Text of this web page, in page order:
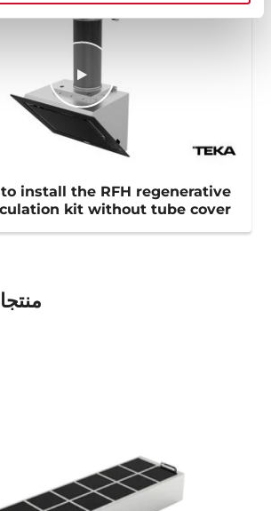
install the RFH regenerative
kit without tube cover